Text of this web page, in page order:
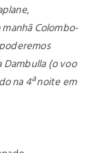
Colombo-
Dambulla (o voo
na 4ª noite em